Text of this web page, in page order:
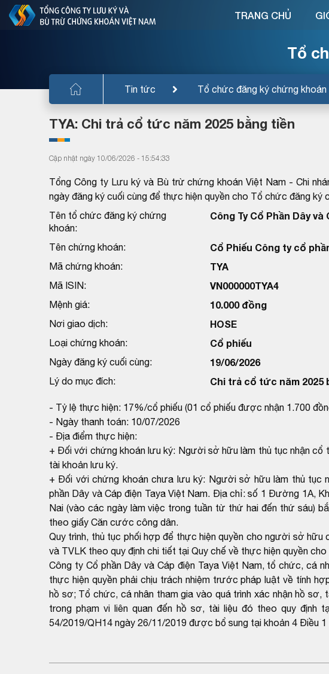
Tổ
Tin tức Tổ chức đăng ký chứng khoán
TRANG CHỦ
TYA: Chi trả cổ tức năm 2025 bằng tiền
Cập nhật ngày 10/06/2026 - 15:54:33
Tổng Công ty Lưu ký và Bù trừ chứng khoán Việt Nam - Chi
ngày đăng ký cuối cùng để thực hiện quyền cho Tổ chức đăng ký
Tên tổ chức đăng ký chứng
khoán:
Công Ty Cổ Phần Dây và
Tên chứng khoán: Cổ Phiếu Công ty cổ
Mã chứng khoán: TYA
Mã ISIN: VN000000TYA4
Mệnh giá: 10.000 đồng
Nơi giao dịch: HOSE
Loại chứng khoán: Cổ phiếu
Ngày đăng ký cuối cùng: 19/06/2026
Lý do mục đích: Chi trả cổ tức năm 2025
- Tỷ lệ thực hiện: 17%/cổ phiếu (01 cổ phiếu được nhận 1.700
- Ngày thanh toán: 10/07/2026
- Địa điểm thực hiện:
+ Đối với chứng khoán lưu ký: Người sở hữu làm thủ tục nhận
tài khoản lưu ký.
+ Đối với chứng khoán chưa lưu ký: Người sở hữu làm thủ tục
phần Dây và Cáp điện Taya Việt Nam. Địa chỉ: số 1 Đường 1A,
Nai (vào các ngày làm việc trong tuần từ thứ hai đến thứ sáu)
theo giấy Căn cước công dân.
Quy trình, thủ tục phối hợp để thực hiện quyền cho người sở
và TVLK theo quy định chi tiết tại Quy chế về thực hiện quyền
Công ty Cổ phần Dây và Cáp điện Taya Việt Nam, tổ chức, cá
thực hiện quyền phải chịu trách nhiệm trước pháp luật về tính
hồ sơ; Tổ chức, cá nhân tham gia vào quá trình xác nhận hồ sơ,
trong phạm vi liên quan đến hồ sơ, tài liệu đó theo quy định
54/2019/QH14 ngày 26/11/2019 được bổ sung tại khoản 4 Điều